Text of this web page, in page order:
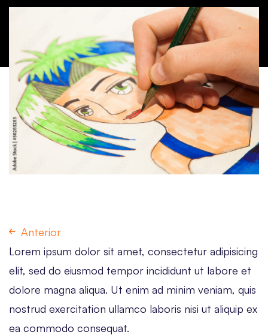
Anterior
Lorem ipsum dolor sit amet, consectetur adipisicing
elit, sed do eiusmod tempor incididunt ut labore et
dolore magna aliqua. Ut enim ad minim veniam, quis
nostrud exercitation ullamco laboris nisi ut aliquip ex
ea commodo consequat.